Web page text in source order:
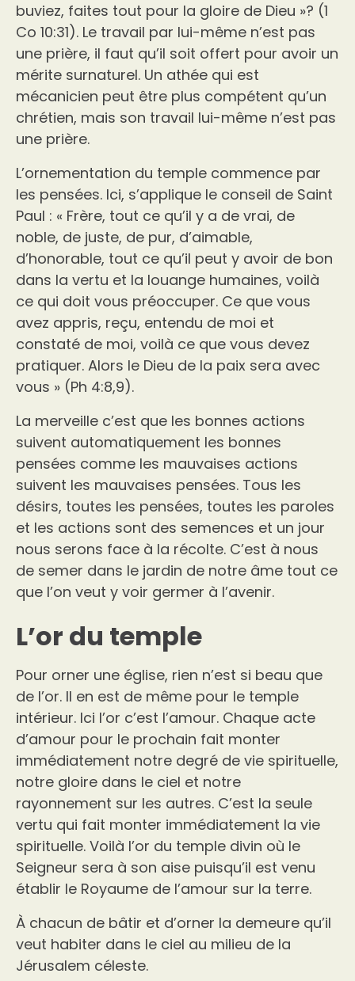
buviez, faites tout pour la gloire de Dieu »? (1
Co 10:31). Le travail par lui-même n’est pas
une prière, il faut qu’il soit offert pour avoir un
mérite surnaturel. Un athée qui est
mécanicien peut être plus compétent qu’un
chrétien, mais son travail lui-même n’est pas
une prière.
L’ornementation du temple commence par
les pensées. Ici, s’applique le conseil de Saint
Paul : « Frère, tout ce qu’il y a de vrai, de
noble, de juste, de pur, d’aimable,
d’honorable, tout ce qu’il peut y avoir de bon
dans la vertu et la louange humaines, voilà
ce qui doit vous préoccuper. Ce que vous
avez appris, reçu, entendu de moi et
constaté de moi, voilà ce que vous devez
pratiquer. Alors le Dieu de la paix sera avec
vous » (Ph 4:8,9).
La merveille c’est que les bonnes actions
suivent automatiquement les bonnes
pensées comme les mauvaises actions
suivent les mauvaises pensées. Tous les
désirs, toutes les pensées, toutes les paroles
et les actions sont des semences et un jour
nous serons face à la récolte. C’est à nous
de semer dans le jardin de notre âme tout ce
que l’on veut y voir germer à l’avenir.
L’or du temple
Pour orner une église, rien n’est si beau que
de l’or. Il en est de même pour le temple
intérieur. Ici l’or c’est l’amour. Chaque acte
d’amour pour le prochain fait monter
immédiatement notre degré de vie spirituelle,
notre gloire dans le ciel et notre
rayonnement sur les autres. C’est la seule
vertu qui fait monter immédiatement la vie
spirituelle. Voilà l’or du temple divin où le
Seigneur sera à son aise puisqu’il est venu
établir le Royaume de l’amour sur la terre.
À chacun de bâtir et d’orner la demeure qu’il
veut habiter dans le ciel au milieu de la
Jérusalem céleste.